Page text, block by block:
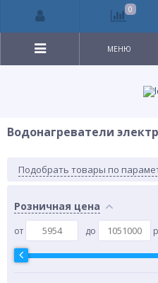
МЕНЮ
Водонагреватели
Подобрать товары по
Розничная цена
от до
0